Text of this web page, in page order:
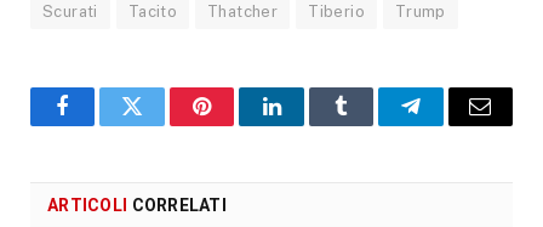
Scurati Tacito Thatcher Tiberio Trump
Facebook
X PinterestLinkedInTumblr TelegramEmail
ARTICOLI CORRELATI